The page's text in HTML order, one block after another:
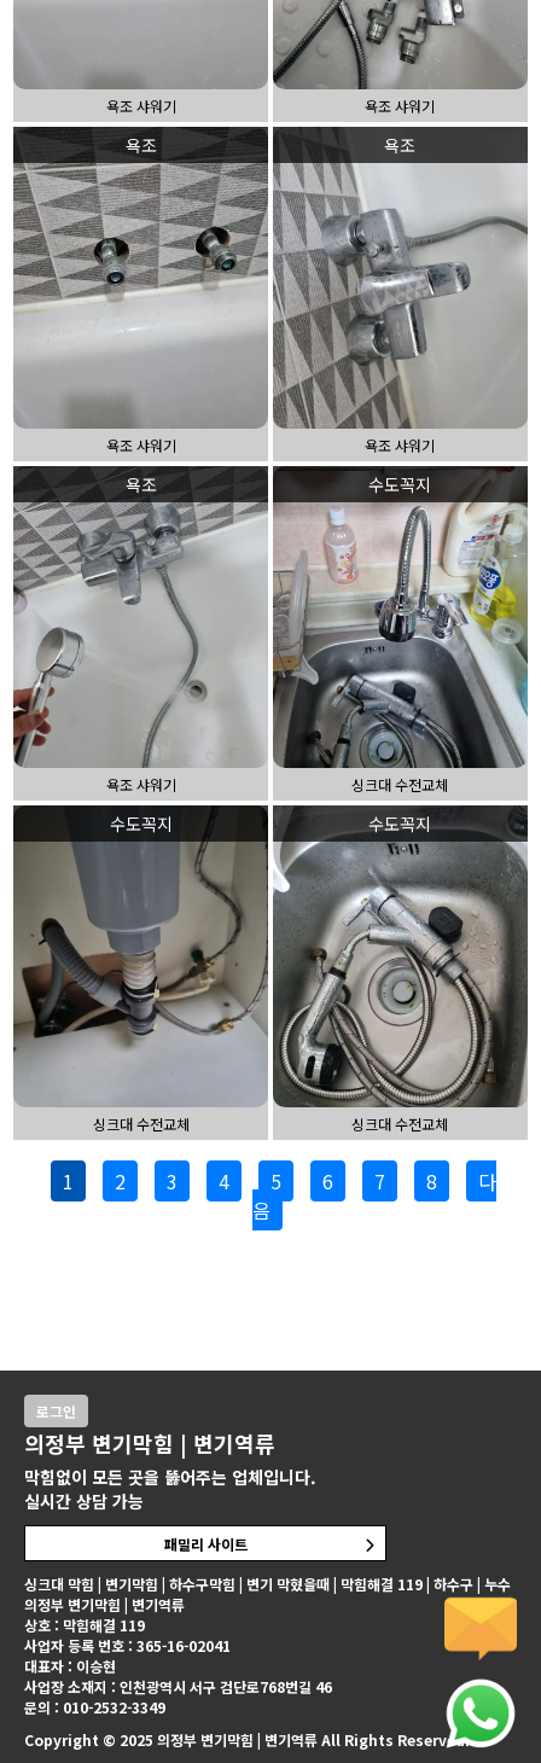
욕조 샤워기 욕조 샤워기
욕조
욕조 샤워기
욕조
욕조 샤워기
욕조
욕조 샤워기
수도꼭지
싱크대 수전교체
수도꼭지
싱크대 수전교체
수도꼭지
싱크대 수전교체
1 2 3 4 5 6 7 8
다
음
싱크대 막힘 | 변기막힘 | 하수구막힘 | 변기 막혔을때 | 막힘해결 119 | 하수구 | 누수
의정부 변기막힘 | 변기역류
상호 : 막힘해결 119
사업자 등록 번호 : 365-16-02041
대표자 : 이승현
사업장 소재지 : 인천광역시 서구 검단로768번길 46
문의 : 010-2532-3349
Copyright © 2025 의정부 변기막힘 | 변기역류 All Rights Reserved.
로그인
의정부 변기막힘 | 변기역류
막힘없이 모든 곳을 뚫어주는 업체입니다.
실시간 상담 가능
패밀리 사이트